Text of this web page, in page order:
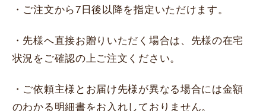
・ご注文から7日後以降を指定いただけます。
・先様へ直接お贈りいただく場合は、先様の在宅
状況をご確認の上ご注文ください。
・ご依頼主様とお届け先様が異なる場合には金額
のわかる明細書をお入れしておりません。